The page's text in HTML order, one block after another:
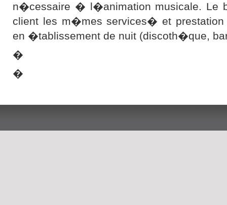
n�cessaire � l�animation musicale. Le
client les m�mes services� et
en �tablissement de nuit (discoth�que,
�
�